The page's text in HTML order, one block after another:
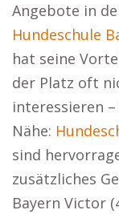
Angebote in
Hundeschule
hat seine
der Platz oft
interessieren
Nähe:
sind
zusätzliches
Bayern Victor